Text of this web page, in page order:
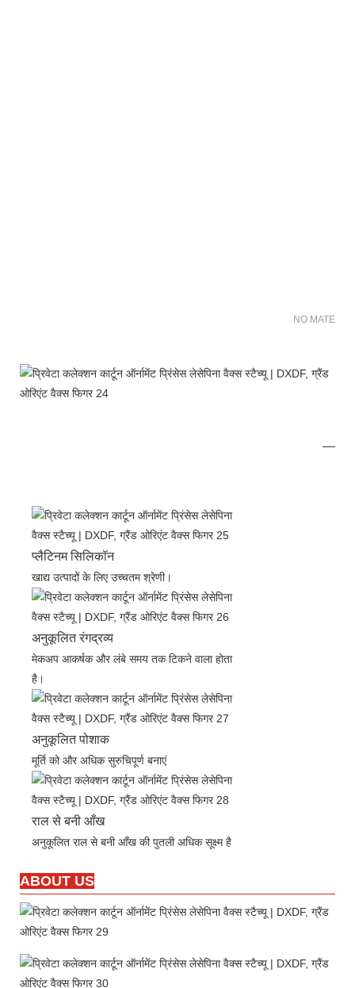
NO MATER
प्लैटिनम सिलिकॉन
खाद्य उत्पादों के लिए उच्चतम श्रेणी।
अनुकूलित रंगद्रव्य
मेकअप आकर्षक और लंबे समय तक टिकने वाला होता
है।
अनुकूलित पोशाक
मूर्ति को और अधिक सुरुचिपूर्ण बनाएं
राल से बनी आँख
अनुकूलित राल से बनी आँख की पुतली अधिक सूक्ष्म है
ABOUT US